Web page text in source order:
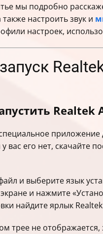
мы подробно
настроить звук и
настроек,
Realtek
приложение
вас его нет, скачайте
и выберите язык
и нажмите
найдите ярлык
трее не